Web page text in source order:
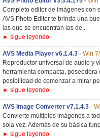
Completo editor de imágenes con
AVS Photo Editor te brinda una
las que se encuentran las de...
► sigue leyendo
AVS Media Player v6.1.4.3 - Win
Reproductor universal de audio y
herramienta compacta,
posibilidad de comenzar a mirar
► sigue leyendo
AVS Image Converter v7.1.4.3 -
Convierte múltiples imágenes a
sola vez. Además de su básica
► sigue leyendo